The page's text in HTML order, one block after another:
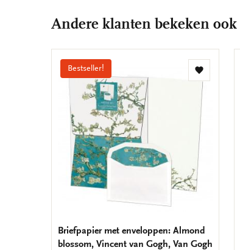
Andere klanten bekeken ook
Bestseller!
Toevoegen
aan
verlanglijst
Briefpapier met enveloppen: Almond
blossom, Vincent van Gogh, Van Gogh